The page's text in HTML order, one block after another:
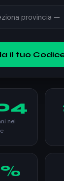
il tuo
nel